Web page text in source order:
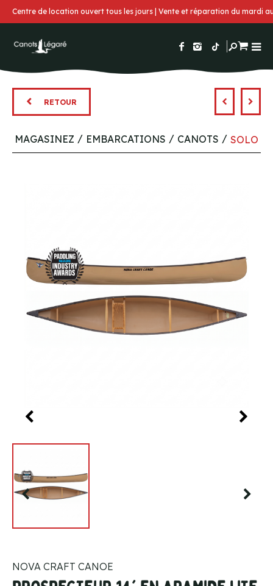
Centre de location ouvert tous les jours | Vente et réparation du mardi
RETOUR
MAGASINEZ EMBARCATIONS CANOTS SOLO
NOVA CRAFT CANOE